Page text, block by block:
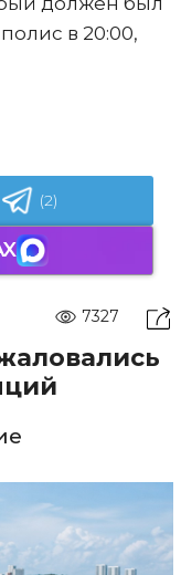
в 20:00,
(2)
7327